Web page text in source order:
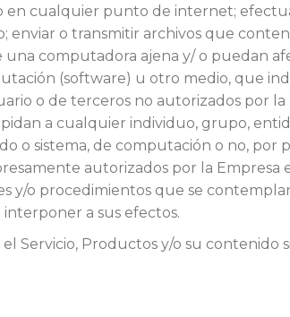
en cualquier punto de internet;
o transmitir archivos que
computadora ajena y/ o puedan
(software) u otro medio, que
o de terceros no autorizados por la
a cualquier individuo, grupo,
o sistema, de computación o no, por
autorizados por la Empresa
y/o procedimientos que se
a sus efectos.
Servicio, Productos y/o su contenido